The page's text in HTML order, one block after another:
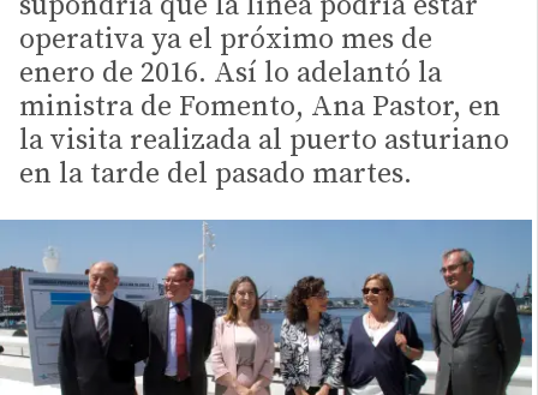
operativa ya el próximo mes de
enero de 2016. Así lo adelantó la
ministra de Fomento, Ana Pastor, en
la visita realizada al puerto asturiano
en la tarde del pasado martes.